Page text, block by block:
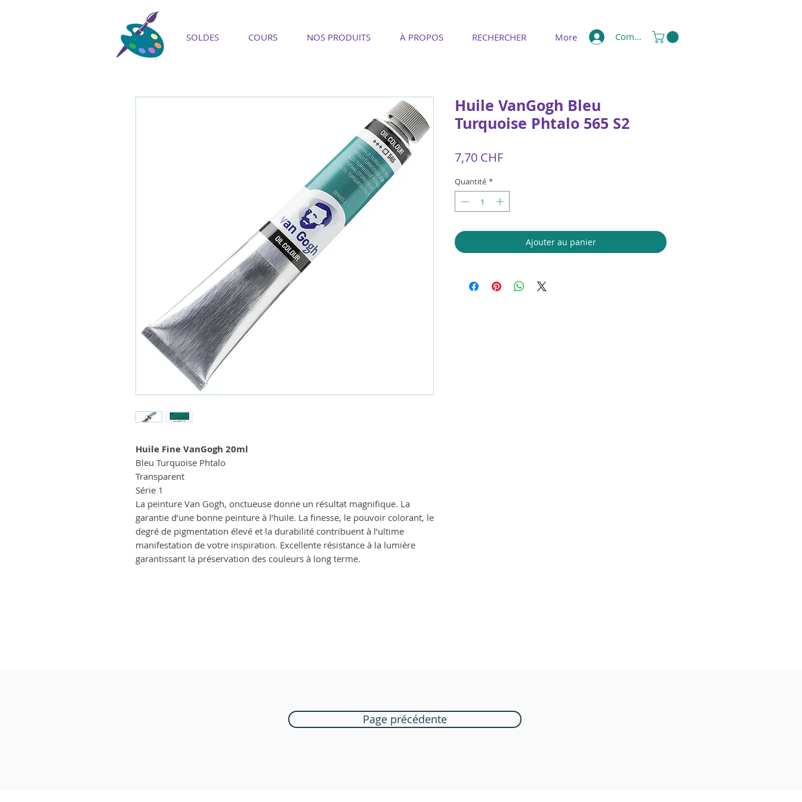
SOLDES COURS NOS PRODUITS À PROPOS RECHERCHER More Compte
Huile Fine VanGogh 20ml
Bleu Turquoise Phtalo
Transparent
Série 1
La peinture Van Gogh, onctueuse donne un résultat magnifique. La
garantie d’une bonne peinture à l’huile. La finesse, le pouvoir colorant, le
degré de pigmentation élevé et la durabilité contribuent à l’ultime
manifestation de votre inspiration. Excellente résistance à la lumière
garantissant la préservation des couleurs à long terme.
Huile VanGogh Bleu
Turquoise Phtalo 565 S2
7,70 CHFPrix
Quantité *
Ajouter au panier
Page précédente